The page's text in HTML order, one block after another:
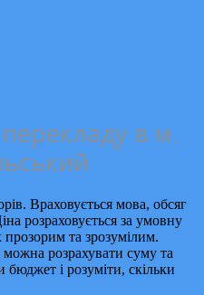
в м.
Враховується мова, обсяг
розраховується за умовну
прозорим та зрозумілим.
розрахувати суму та
і розуміти, скільки